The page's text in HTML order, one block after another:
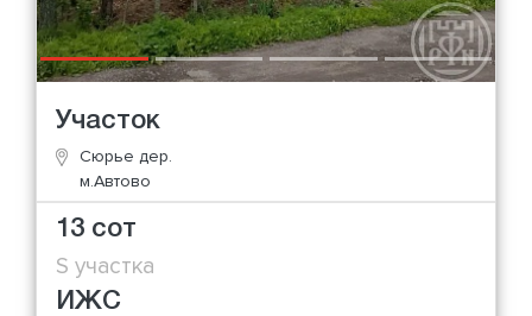
Участок
Сюрье дер.
м.Автово
13 сот
S участка
ИЖС